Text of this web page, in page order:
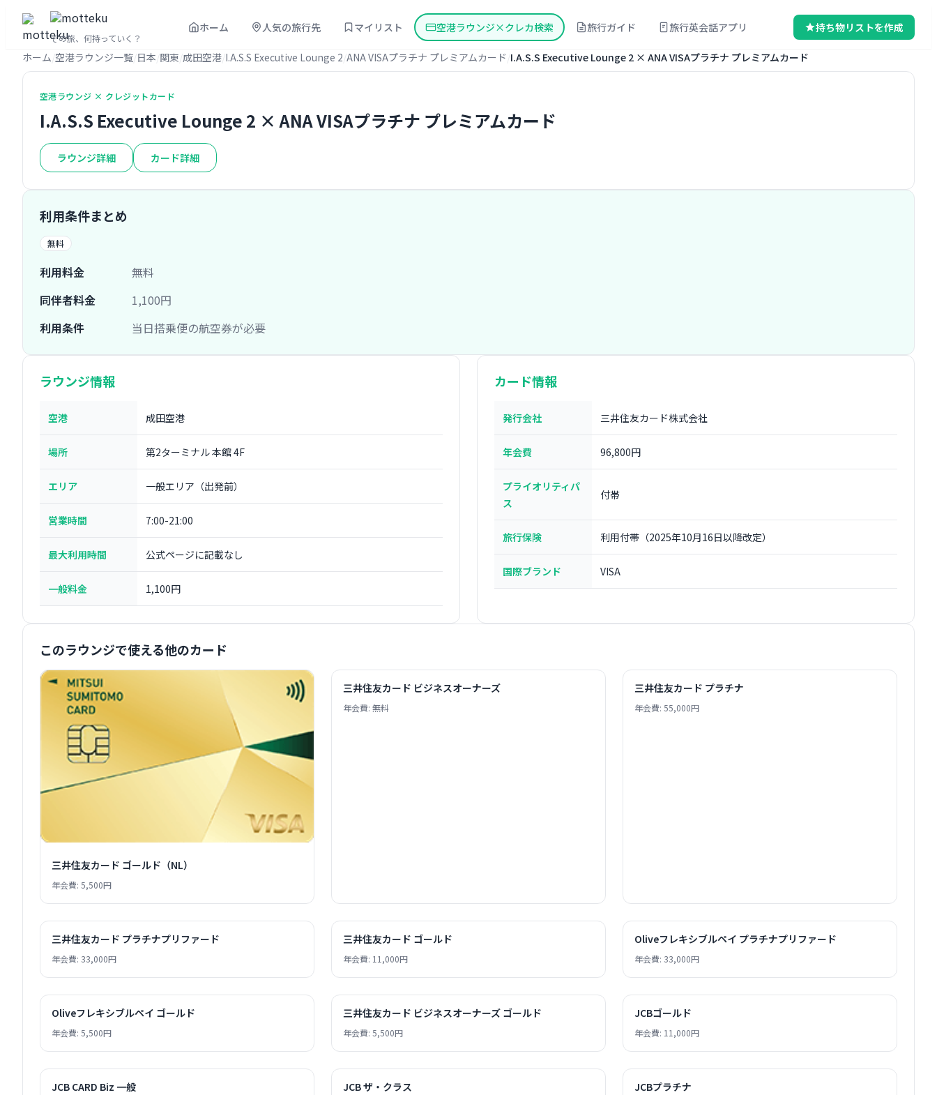
その旅、何持っていく？
ホーム 人気の旅行先 マイリスト 空港ラウンジ×クレカ検索 旅行ガイド 旅行英会話アプリ 持ち物リストを作成
ホーム 空港ラウンジ一覧 日本 関東 成田空港 I.A.S.S Executive Lounge 2 ANA VISAプラチナ プレミアムカード I.A.S.S Executive Lounge 2 × ANA VISAプラチナ プレミアムカード
空港ラウンジ × クレジットカード
I.A.S.S Executive Lounge 2 × ANA VISAプラチナ プレミアムカード
ラウンジ詳細 カード詳細
利用条件まとめ
無料
利用料金
無料
同伴者料金
1,100円
利用条件
当日搭乗便の航空券が必要
ラウンジ情報
空港 成田空港
場所 第2ターミナル 本館 4F
エリア 一般エリア（出発前）
営業時間 7:00-21:00
最大利用時間 公式ページに記載なし
一般料金 1,100円
カード情報
発行会社 三井住友カード株式会社
年会費 96,800円
プライオリティパ
ス
付帯
旅行保険 利用付帯（2025年10月16日以降改定）
国際ブランド VISA
このラウンジで使える他のカード
三井住友カード ゴールド（NL）
年会費: 5,500円
三井住友カード ビジネスオーナーズ
年会費: 無料
三井住友カード プラチナ
年会費: 55,000円
三井住友カード プラチナプリファード
年会費: 33,000円
三井住友カード ゴールド
年会費: 11,000円
Oliveフレキシブルペイ プラチナプリファード
年会費: 33,000円
Oliveフレキシブルペイ ゴールド
年会費: 5,500円
三井住友カード ビジネスオーナーズ ゴールド
年会費: 5,500円
JCBゴールド
年会費: 11,000円
JCB CARD Biz 一般 JCB ザ・クラス JCBプラチナ